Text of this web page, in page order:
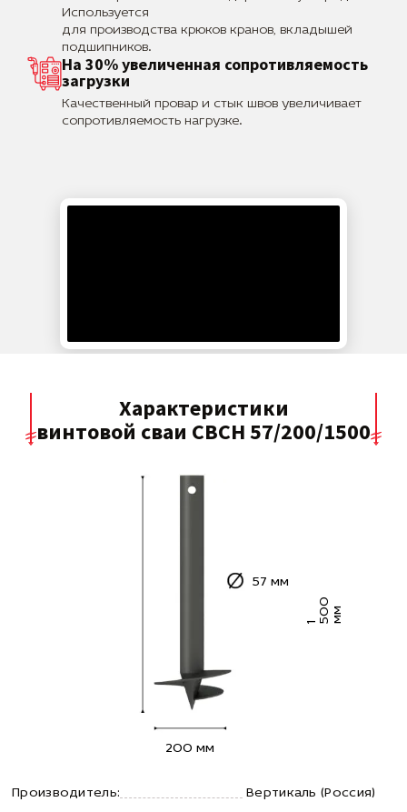
Используется
для производства крюков кранов, вкладышей
подшипников.
На 30% увеличенная сопротивляемость
загрузки
Качественный провар и стык швов увеличивает
сопротивляемость нагрузке.
Характеристики
винтовой сваи СВСН 57/200/1500
1
5 0
0
м м
200 мм
57 мм
Производитель: Вертикаль (Россия)